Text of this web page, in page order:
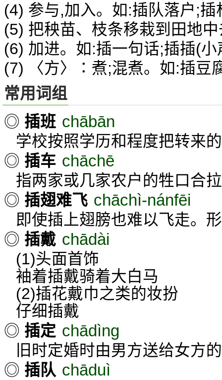
(4) 参与,加入。如:插队落户;
(5) 把秧苗、枝条移栽到田地
(6) 加进。如:插一句话;插插(
(7) 〈方〉∶煮;混煮。如:插豆
常用词组
◎ 插班 chābān
学校按照学历和程度把转来
◎ 插车 chāchē
指两家或几家农户的牲口合
◎ 插翅难飞 chāchì-nánfēi
即使插上翅膀也难以飞走。
◎ 插戴 chādài
(1)头面首饰
袖着插戴骑着大白马
(2)插花戴巾之类的妆扮
仔细插戴
◎ 插定 chādìng
旧时定婚时由男方送给女方
◎ 插队 chāduì